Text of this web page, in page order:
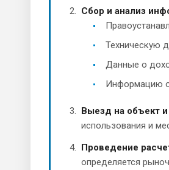
Сбор и анализ
Техническую
Данные о
Информацию о
Выезд на объект
использования и
Проведение
определяется